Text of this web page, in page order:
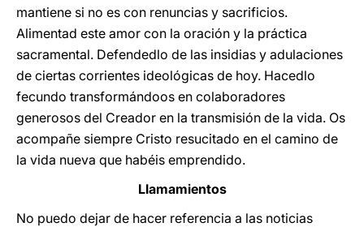
mantiene si no es con renuncias y sacrificios.
Alimentad este amor con la oración y la práctica
sacramental. Defendedlo de las insidias y adulaciones
de ciertas corrientes ideológicas de hoy. Hacedlo
fecundo transformándoos en colaboradores
generosos del Creador en la transmisión de la vida. Os
acompañe siempre Cristo resucitado en el camino de
la vida nueva que habéis emprendido.
Llamamientos
No puedo dejar de hacer referencia a las noticias